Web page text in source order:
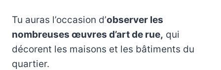
Tu auras l’occasion d’observer les
nombreuses œuvres d’art de rue, qui
décorent les maisons et les bâtiments du
quartier.